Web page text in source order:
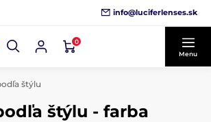
info@luciferlenses.sk
0
Menu
štýlu
štýlu - farba